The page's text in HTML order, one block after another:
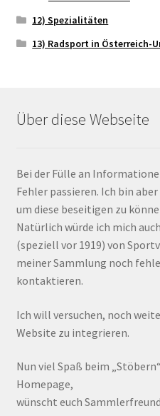
12) Spezialitäten
13) Radsport in Österreich-
Über diese Webseite
Bei der Fülle an
Fehler passieren. Ich bin
um diese beseitigen zu
Natürlich würde ich mich
(speziell vor 1919) von
meiner Sammlung noch
kontaktieren.
Ich will versuchen, noch
Website zu integrieren.
Nun viel Spaß beim
Homepage,
wünscht euch Sammlerfreund